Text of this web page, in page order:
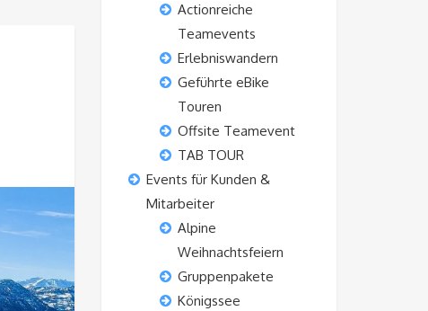
Actionreiche
Teamevents
Erlebniswandern
Geführte eBike
Touren
Offsite Teamevent
TAB TOUR
Events für Kunden &
Mitarbeiter
Alpine
Weihnachtsfeiern
Gruppenpakete
Königssee